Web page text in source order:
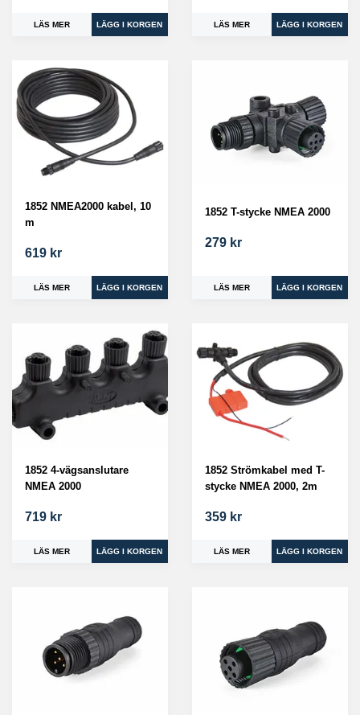
LÄS MER LÄS MER
1852 NMEA2000 kabel, 10
m
619 kr
LÄS MER
1852 T-stycke NMEA 2000
279 kr
LÄS MER
1852 4-vägsanslutare
NMEA 2000
719 kr
LÄS MER
1852 Strömkabel med T-
stycke NMEA 2000, 2m
359 kr
LÄS MER